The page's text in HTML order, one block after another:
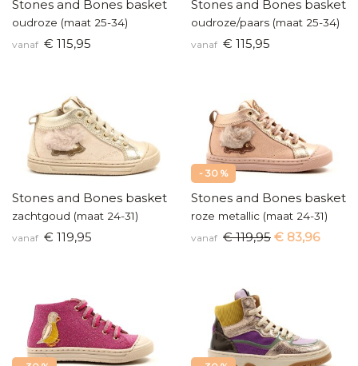
Stones and Bones basketters
oudroze (maat 25-34)
vanaf € 115,95
Stones and Bones
oudroze/paars (maat 25-34)
vanaf € 115,95
Stones and Bones baskettertje
zachtgoud (maat 24-31)
vanaf € 119,95
- 30 %
Stones and Bones
roze metallic (maat 24-31)
vanaf € 119,95 € 83,96